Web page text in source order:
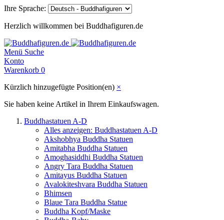
Ihre Sprache:
Herzlich willkommen bei Buddhafiguren.de
Menü Suche
Konto
Warenkorb 0
Kürzlich hinzugefügte Position(en) ×
Sie haben keine Artikel in Ihrem Einkaufswagen.
Buddhastatuen A-D
Alles anzeigen: Buddhastatuen A-D
Akshobhya Buddha Statuen
Amitabha Buddha Statuen
Amoghasiddhi Buddha Statuen
Angry Tara Buddha Statuen
Amitayus Buddha Statuen
Avalokiteshvara Buddha Statuen
Bhimsen
Blaue Tara Buddha Statue
Buddha Kopf/Maske